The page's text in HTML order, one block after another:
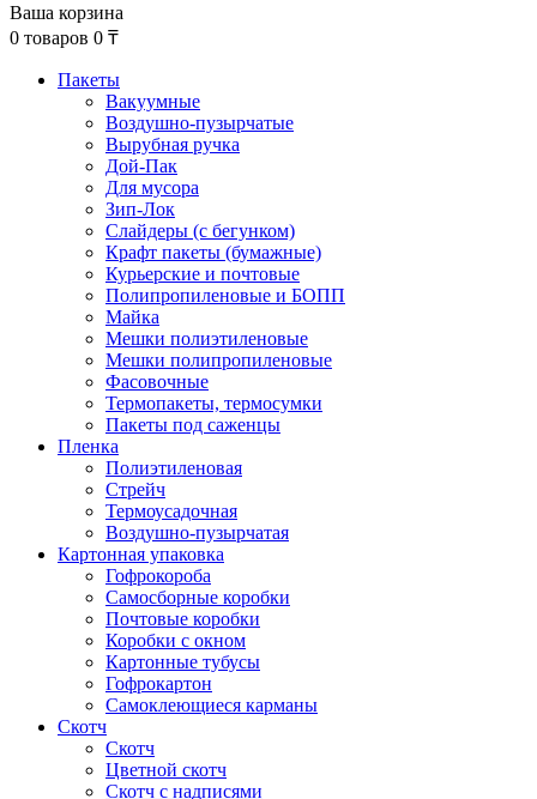
Ваша корзина
0 товаров 0 ₸
Пакеты
Вакуумные
Воздушно-пузырчатые
Вырубная ручка
Дой-Пак
Для мусора
Зип-Лок
Слайдеры (с бегунком)
Крафт пакеты (бумажные)
Курьерские и почтовые
Полипропиленовые и БОПП
Майка
Мешки полиэтиленовые
Мешки полипропиленовые
Фасовочные
Термопакеты, термосумки
Пакеты под саженцы
Пленка
Полиэтиленовая
Стрейч
Термоусадочная
Воздушно-пузырчатая
Картонная упаковка
Гофрокороба
Самосборные коробки
Почтовые коробки
Коробки с окном
Картонные тубусы
Гофрокартон
Самоклеющиеся карманы
Скотч
Скотч
Цветной скотч
Скотч с надписями